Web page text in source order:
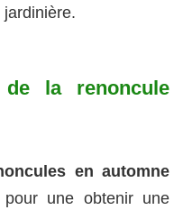
la renoncule
en automne
une obtenir une